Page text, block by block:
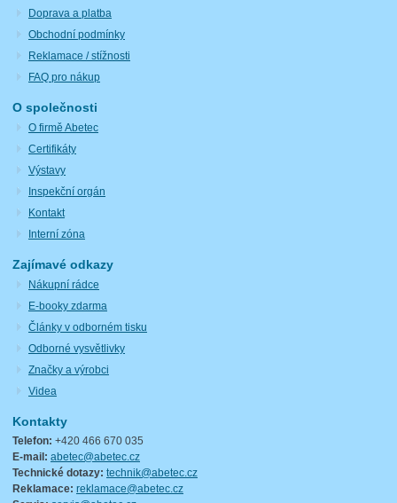
Doprava a platba
Obchodní podmínky
Reklamace / stížnosti
FAQ pro nákup
O společnosti
O firmě Abetec
Certifikáty
Výstavy
Inspekční orgán
Kontakt
Interní zóna
Zajímavé odkazy
Nákupní rádce
E-booky zdarma
Články v odborném tisku
Odborné vysvětlivky
Značky a výrobci
Videa
Kontakty
Telefon: +420 466 670 035
E-mail: abetec@abetec.cz
Technické dotazy: technik@abetec.cz
Reklamace: reklamace@abetec.cz